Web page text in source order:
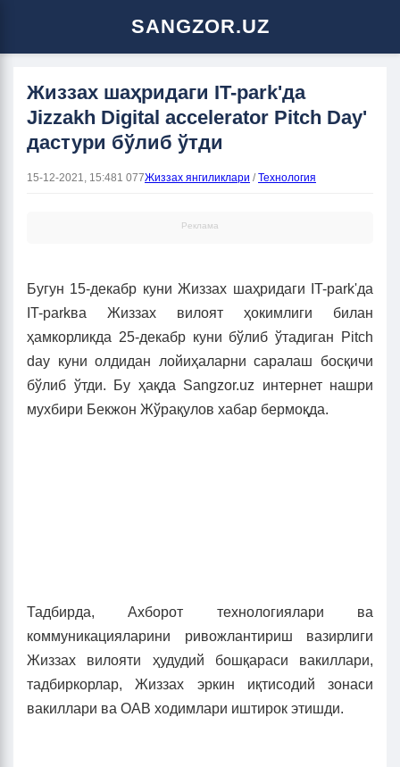
SANGZOR.UZ
Жиззах шаҳридаги IT-park'да
Jizzakh Digital accelerator Pitch Day'
дастури бўлиб ўтди
15-12-2021, 15:481 077Жиззах янгиликлари /Технология
Реклама
Бугун 15-декабр куни Жиззах шаҳридаги IT-park'да
IT-parkва Жиззах вилоят ҳокимлиги билан
ҳамкорликда 25-декабр куни бўлиб ўтадиган Pitch
day куни олдидан лойиҳаларни саралаш босқичи
бўлиб ўтди. Бу ҳақда Sangzor.uz интернет нашри
мухбири Бекжон Жўрақулов хабар бермоқда.
Тадбирда, Ахборот технологиялари ва
коммуникацияларини ривожлантириш вазирлиги
Жиззах вилояти ҳудудий бошқараси вакиллари,
тадбиркорлар, Жиззах эркин иқтисодий зонаси
вакиллари ва ОАВ ходимлари иштирок этишди.